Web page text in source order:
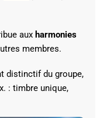
aux harmonies
membres.
distinctif du groupe,
: timbre unique,